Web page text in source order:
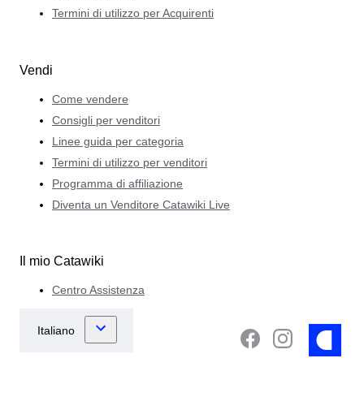
Termini di utilizzo per Acquirenti
Vendi
Come vendere
Consigli per venditori
Linee guida per categoria
Termini di utilizzo per venditori
Programma di affiliazione
Diventa un Venditore Catawiki Live
Il mio Catawiki
Centro Assistenza